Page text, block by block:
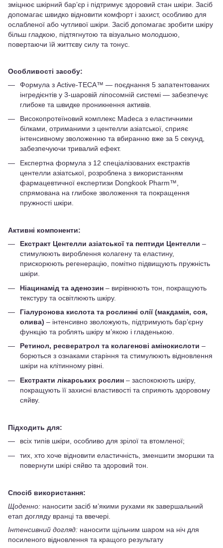
зміцнює шкірний бар’єр і підтримує здоровий стан шкіри. Засіб
допомагає швидко відновити комфорт і захист, особливо для
ослабленої або чутливої шкіри. Засіб допомагає зробити шкіру
більш гладкою, підтягнутою та візуально молодшою,
повертаючи їй життєву силу та тонус.
Особливості засобу:
Формула з Active-TECA™ — поєднання 5 запатентованих
інгредієнтів у 3-шаровій ліпосомній системі — забезпечує
глибоке та швидке проникнення активів.
Високопротеїновий комплекс Madeca з еластичними
білками, отриманими з центелли азіатської, сприяє
інтенсивному зволоженню та вбиранню вже за 5 секунд,
забезпечуючи тривалий ефект.
Експертна формула з 12 спеціалізованих екстрактів
центелли азіатської, розроблена з використанням
фармацевтичної експертизи Dongkook Pharm™,
спрямована на глибоке зволоження та покращення
пружності шкіри.
Активні компоненти:
Екстракт Центелли азіатської та пептиди Центелли –
стимулюють вироблення колагену та еластину,
прискорюють регенерацію, помітно підвищують пружність
шкіри.
Ніацинамід та аденозин – вирівнюють тон, покращують
текстуру та освітлюють шкіру.
Гіалуронова кислота та рослинні олії (макдамія, соя,
олива) – інтенсивно зволожують, підтримують бар’єрну
функцію та роблять шкіру м’якою і гладенькою.
Ретинол, ресвератрол та колагенові амінокислоти –
борються з ознаками старіння та стимулюють відновлення
шкіри на клітинному рівні.
Екстракти лікарських рослин – заспокоюють шкіру,
покращують її захисні властивості та сприяють здоровому
сяйву.
Підходить для:
всіх типів шкіри, особливо для зрілої та втомленої;
тих, хто хоче відновити еластичність, зменшити зморшки та
повернути шкірі сяйво та здоровий тон.
Спосіб використання:
Щоденно: наносити засіб м’якими рухами як завершальний
етап догляду вранці та ввечері.
Інтенсивний догляд: наносити щільним шаром на ніч для
посиленого відновлення та кращого результату